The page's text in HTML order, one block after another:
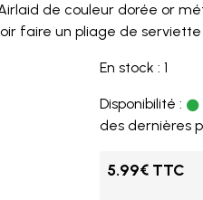
de couleur dorée or
faire un pliage de
En stock : 1
Disponibilité :
des dernières
5.99€ TTC